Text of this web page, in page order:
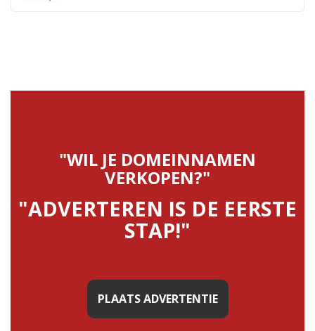
"WIL JE DOMEINNAMEN
VERKOPEN?"
"ADVERTEREN IS DE EERSTE
STAP!"
PLAATS ADVERTENTIE